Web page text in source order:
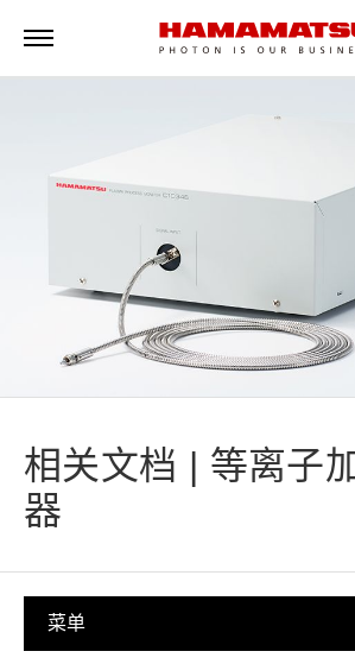
相关文档 | 等离子
器
菜单